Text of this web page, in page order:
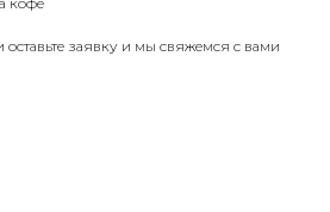
заявку и мы свяжемся с вами